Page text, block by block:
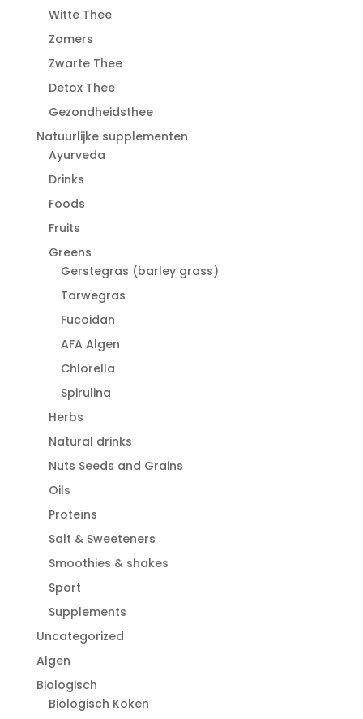
Witte Thee
Zomers
Zwarte Thee
Detox Thee
Gezondheidsthee
Natuurlijke supplementen
Ayurveda
Drinks
Foods
Fruits
Greens
Gerstegras (barley grass)
Tarwegras
Fucoidan
AFA Algen
Chlorella
Spirulina
Herbs
Natural drinks
Nuts Seeds and Grains
Oils
Proteïns
Salt & Sweeteners
Smoothies & shakes
Sport
Supplements
Uncategorized
Algen
Biologisch
Biologisch Koken